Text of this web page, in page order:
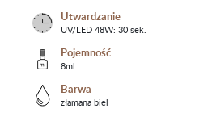
Utwardzanie
UV/LED 48W: 30 sek.
Pojemność
8ml
Barwa
złamana biel